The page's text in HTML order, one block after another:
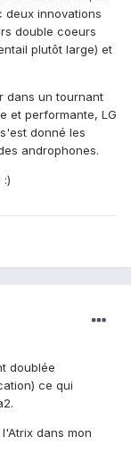
deux innovations
double coeurs
plutôt large) et
dans un tournant
et performante, LG
donné les
androphones.
doublée
ce qui
dans mon